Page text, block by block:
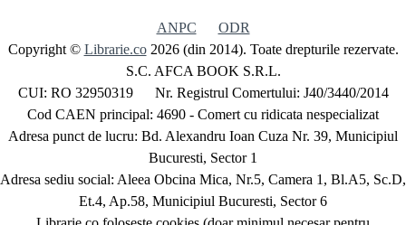
ANPC
ODR
Copyright © Librarie.co 2026 (din 2014). Toate drepturile rezervate.
S.C. AFCA BOOK S.R.L.
CUI: RO 32950319 Nr. Registrul Comertului: J40/3440/2014
Cod CAEN principal: 4690 - Comert cu ridicata nespecializat
Adresa punct de lucru: Bd. Alexandru Ioan Cuza Nr. 39, Municipiul
Bucuresti, Sector 1
Adresa sediu social: Aleea Obcina Mica, Nr.5, Camera 1, Bl.A5, Sc.D,
Et.4, Ap.58, Municipiul Bucuresti, Sector 6